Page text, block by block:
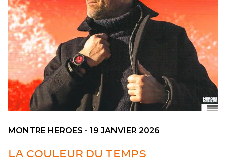
MONTRE HEROES - 19 JANVIER 2026
LA COULEUR DU TEMPS